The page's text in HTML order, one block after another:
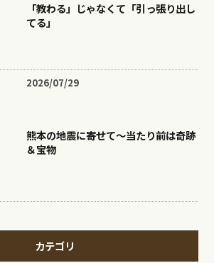
「教わる」じゃなくて「引っ張り出し
てる」
2026/07/29
熊本の地震に寄せて〜当たり前は奇跡
＆宝物
カテゴリ